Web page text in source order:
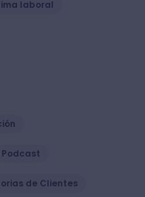
laboral
Podcast
de Clientes